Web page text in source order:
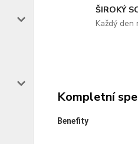
ŠIROKÝ
Každý den
Kompletní
Benefity